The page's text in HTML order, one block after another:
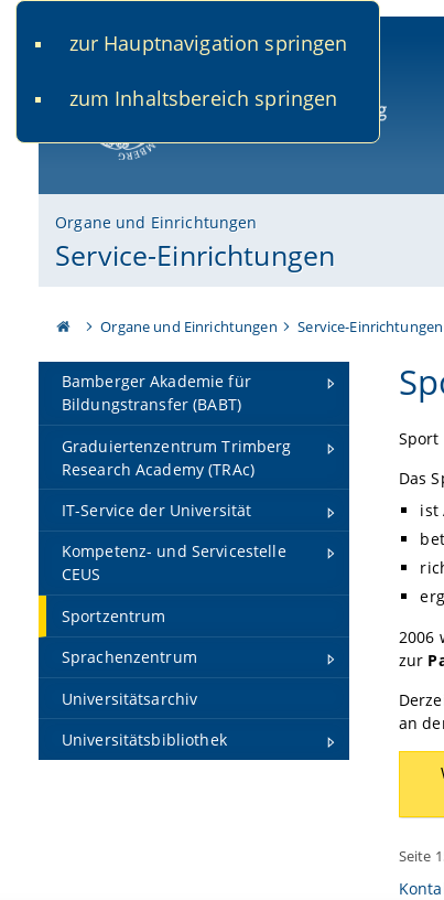
zur Hauptnavigation springen
zum Inhaltsbereich springen
Organe und Einrichtungen
Service-Einrichtungen
Organe und Einrichtungen Service-Einrichtungen
Bamberger Akademie für
Bildungstransfer (BABT)
Graduiertenzentrum Trimberg
Research Academy (TRAc)
IT-Service der Universität
Kompetenz- und Servicestelle
CEUS
Sportzentrum
Sprachenzentrum
Universitätsarchiv
Universitätsbibliothek
Das
ist
2006
zur
an
Seite